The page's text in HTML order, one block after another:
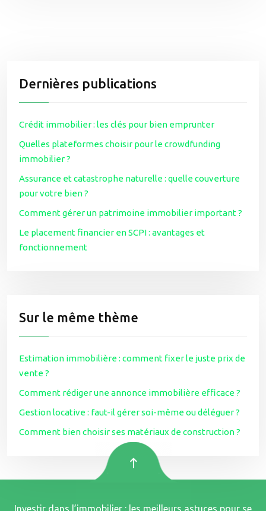
Dernières publications
Crédit immobilier : les clés pour bien emprunter
Quelles plateformes choisir pour le crowdfunding
immobilier ?
Assurance et catastrophe naturelle : quelle couverture
pour votre bien ?
Comment gérer un patrimoine immobilier important ?
Le placement financier en SCPI : avantages et
fonctionnement
Sur le même thème
Estimation immobilière : comment fixer le juste prix de
vente ?
Comment rédiger une annonce immobilière efficace ?
Gestion locative : faut-il gérer soi-même ou déléguer ?
Comment bien choisir ses matériaux de construction ?
Investir dans l’immobilier : les meilleurs astuces pour se